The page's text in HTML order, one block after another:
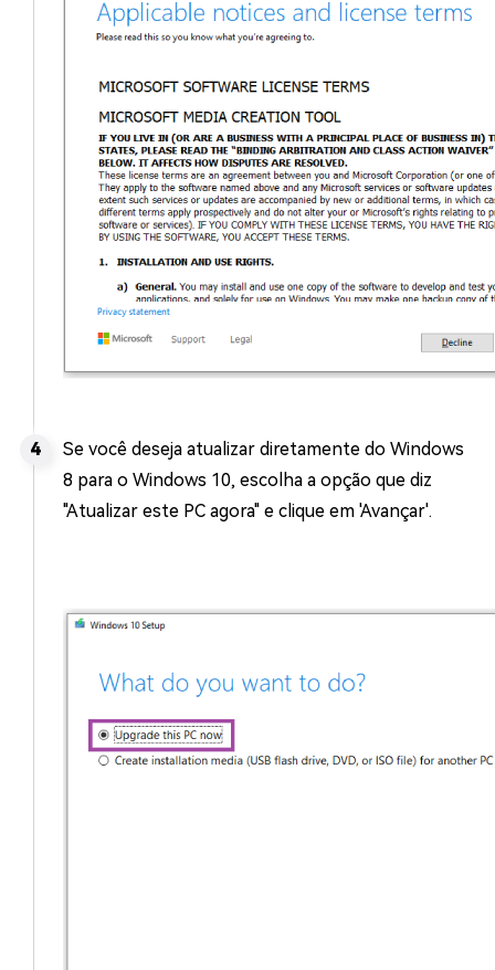
Se você deseja atualizar diretamente do Windows
8 para o Windows 10, escolha a opção que diz
"Atualizar este PC agora" e clique em 'Avançar'.